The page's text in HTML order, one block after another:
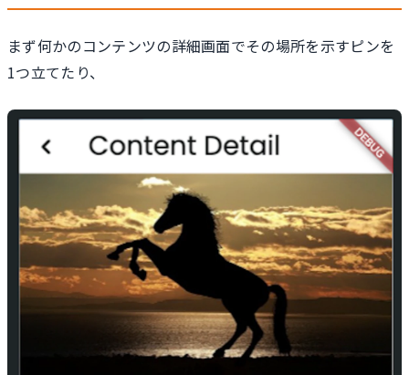
まず何かのコンテンツの詳細画面でその場所を示すピンを
1つ立てたり、